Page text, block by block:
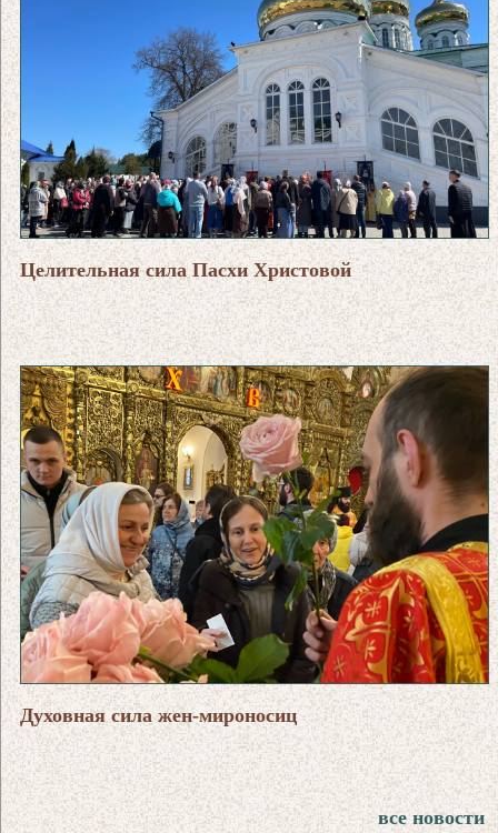
Целительная сила Пасхи Христовой
Духовная сила жен-мироносиц
все новости